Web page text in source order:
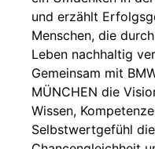
und erzählt
Menschen, die
Leben nachhaltig
Gemeinsam mit
MÜNCHEN die
Wissen,
Selbstwertgefühl